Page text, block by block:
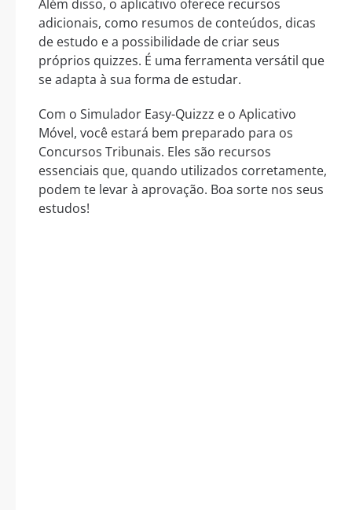
Além disso, o aplicativo oferece recursos
adicionais, como resumos de conteúdos, dicas
de estudo e a possibilidade de criar seus
próprios quizzes. É uma ferramenta versátil que
se adapta à sua forma de estudar.
Com o Simulador Easy-Quizzz e o Aplicativo
Móvel, você estará bem preparado para os
Concursos Tribunais. Eles são recursos
essenciais que, quando utilizados corretamente,
podem te levar à aprovação. Boa sorte nos seus
estudos!